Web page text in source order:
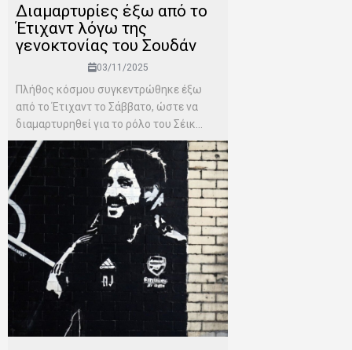
Διαμαρτυρίες έξω από το
Έτιχαντ λόγω της
γενοκτονίας του Σουδάν
03/11/2025
Πλήθος κόσμου συγκεντρώθηκε έξω
από το Έτιχαντ το Σάββατο, ώστε να
διαμαρτυρηθεί για το ρόλο του Σέικ...